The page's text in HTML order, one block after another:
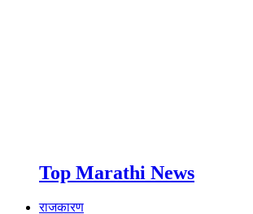
Top Marathi News
राजकारण